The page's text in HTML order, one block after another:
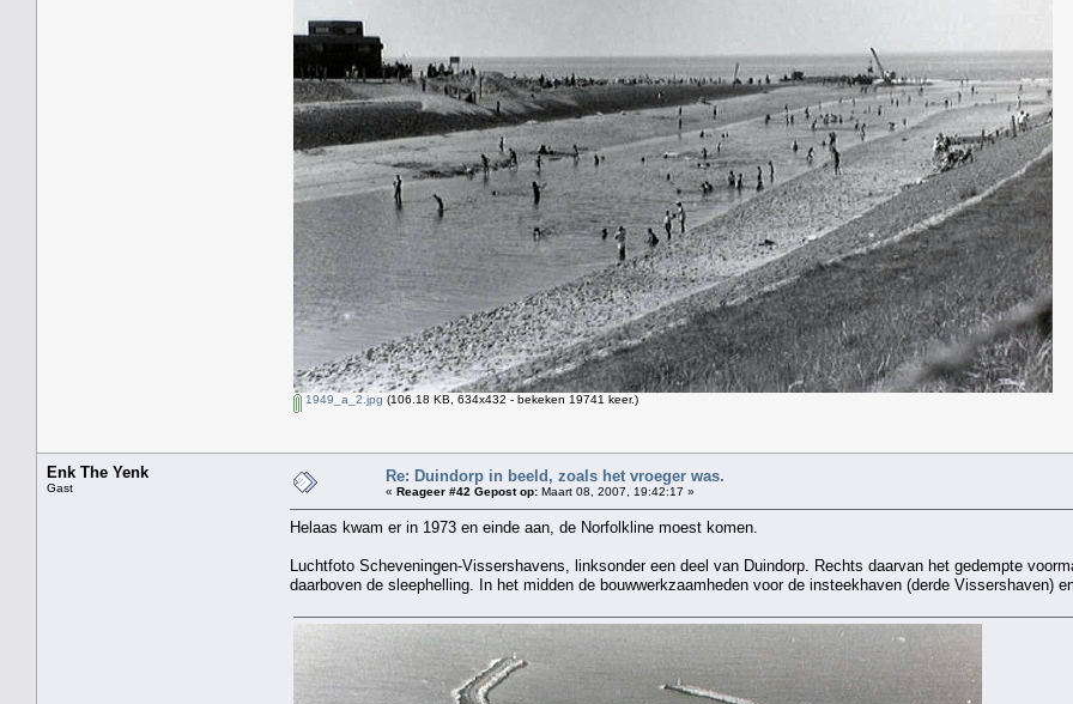
1949_a_2.jpg (106.18 KB, 634x432 - bekeken 19741 keer.)
Enk The Yenk
Gast
Re: Duindorp in beeld, zoals het vroeger was.
« Reageer #42 Gepost op: Maart 08, 2007, 19:42:17 »
Helaas kwam er in 1973 en einde aan, de Norfolkline moest komen.
Luchtfoto Scheveningen-Vissershavens, linksonder een deel van Duindorp. Rechts daarvan het gedempte
daarboven de sleephelling. In het midden de bouwwerkzaamheden voor de insteekhaven (derde Vissershaven)